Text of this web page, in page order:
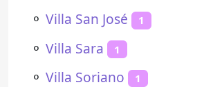
⚬ Villa San José 1
⚬ Villa Sara 1
⚬ Villa Soriano 1